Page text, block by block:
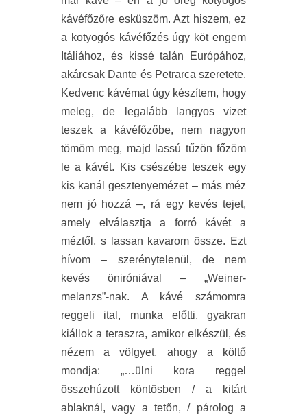
kávéfőzőre esküszöm. Azt hiszem, ez
a kotyogós kávéfőzés úgy köt engem
Itáliához, és kissé talán Európához,
akárcsak Dante és Petrarca szeretete.
Kedvenc kávémat úgy készítem, hogy
meleg, de legalább langyos vizet
teszek a kávéfőzőbe, nem nagyon
tömöm meg, majd lassú tűzön főzöm
le a kávét. Kis csészébe teszek egy
kis kanál gesztenyemézet – más méz
nem jó hozzá –, rá egy kevés tejet,
amely elválasztja a forró kávét a
méztől, s lassan kavarom össze. Ezt
hívom – szerénytelenül, de nem
kevés öniróniával – „Weiner-
melanzs”-nak. A kávé számomra
reggeli ital, munka előtti, gyakran
kiállok a teraszra, amikor elkészül, és
nézem a völgyet, ahogy a költő
mondja: „…ülni kora reggel
összehúzott köntösben / a kitárt
ablaknál, vagy a tetőn, / párolog a